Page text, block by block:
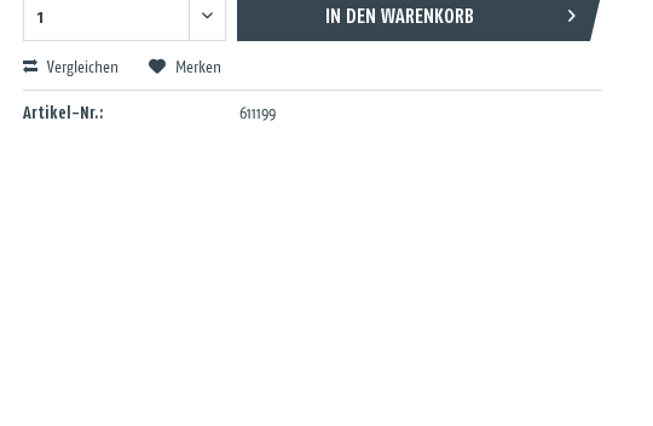
IN DEN WARENKORB
Vergleichen Merken
Artikel-Nr.: 611199